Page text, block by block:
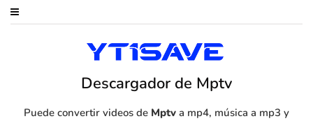
Descargador de Mptv
Puede convertir videos de Mptv a mp4, música a mp3 y